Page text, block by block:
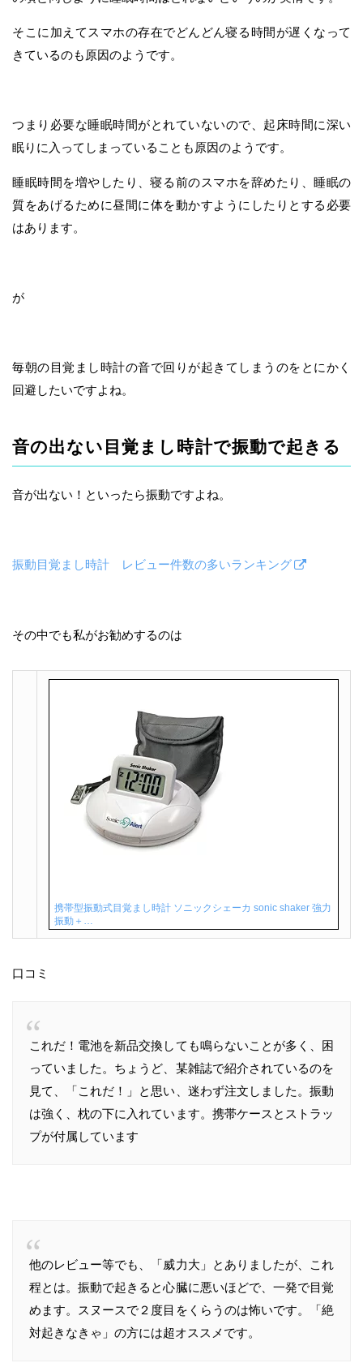
そこに加えてスマホの存在でどんどん寝る時間が遅くなって
きているのも原因のようです。
つまり必要な睡眠時間がとれていないので、起床時間に深い
眠りに入ってしまっていることも原因のようです。
睡眠時間を増やしたり、寝る前のスマホを辞めたり、睡眠の
質をあげるために昼間に体を動かすようにしたりとする必要
はあります。
が
毎朝の目覚まし時計の音で回りが起きてしまうのをとにかく
回避したいですよね。
音の出ない目覚まし時計で振動で起きる
音が出ない！といったら振動ですよね。
振動目覚まし時計 レビュー件数の多いランキング
その中でも私がお勧めするのは
携帯型振動式目覚まし時計 ソニックシェーカ sonic shaker 強力
振動＋…
口コミ
これだ！電池を新品交換しても鳴らないことが多く、困
っていました。ちょうど、某雑誌で紹介されているのを
見て、「これだ！」と思い、迷わず注文しました。振動
は強く、枕の下に入れています。携帯ケースとストラッ
プが付属しています
他のレビュー等でも、「威力大」とありましたが、これ
程とは。振動で起きると心臓に悪いほどで、一発で目覚
めます。スヌースで２度目をくらうのは怖いです。「絶
対起きなきゃ」の方には超オススメです。